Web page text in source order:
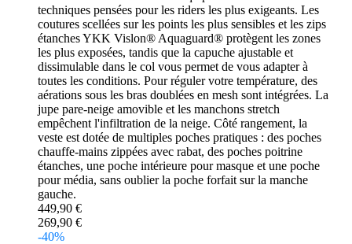
techniques pensées pour les riders les plus exigeants. Les
coutures scellées sur les points les plus sensibles et les zips
étanches YKK Vislon® Aquaguard® protègent les zones
les plus exposées, tandis que la capuche ajustable et
dissimulable dans le col vous permet de vous adapter à
toutes les conditions. Pour réguler votre température, des
aérations sous les bras doublées en mesh sont intégrées. La
jupe pare-neige amovible et les manchons stretch
empêchent l'infiltration de la neige. Côté rangement, la
veste est dotée de multiples poches pratiques : des poches
chauffe-mains zippées avec rabat, des poches poitrine
étanches, une poche intérieure pour masque et une poche
pour média, sans oublier la poche forfait sur la manche
gauche.
449,90 €
269,90 €
-40%